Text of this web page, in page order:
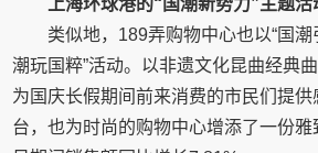
上海环球港的“国潮新势力”主题活
类似地，189弄购物中心也以“国潮
潮玩国粹”活动。以非遗文化昆曲经典
为国庆长假期间前来消费的市民们提
台，也为时尚的购物中心增添了一份